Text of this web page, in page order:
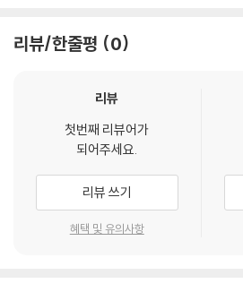
리뷰/한줄평 0
리뷰
첫번째 리뷰어가
되어주세요.
리뷰 쓰기
혜택 및 유의사항